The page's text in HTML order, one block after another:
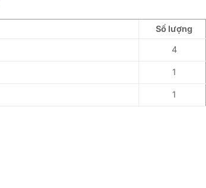
Số lượng
4
1
1